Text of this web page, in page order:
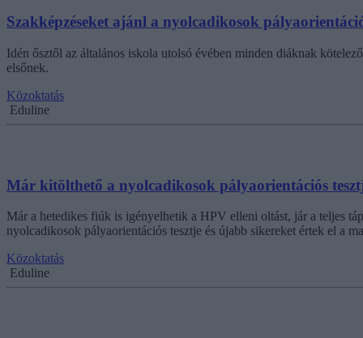
Szakképzéseket ajánl a nyolcadikosok
Idén ősztől az általános iskola utolsó évében minden diáknak
elsőnek.
Közoktatás
Eduline
Már kitölthető a nyolcadikosok pályaorientációs
Már a hetedikes fiúk is igényelhetik a HPV elleni oltást, jár a teljes
nyolcadikosok pályaorientációs tesztje és újabb sikereket értek el a
Közoktatás
Eduline